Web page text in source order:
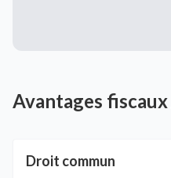
Avantages
Droit commun